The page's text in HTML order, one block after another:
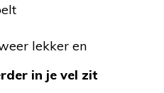
lekker en
in je vel zit